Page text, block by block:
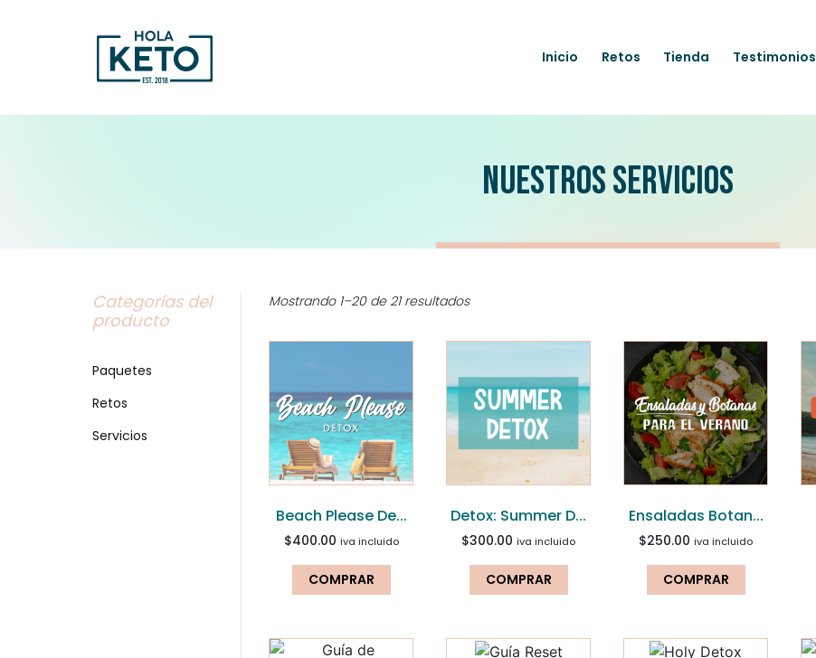
Inicio Retos Tienda Testimonios
Nuestros servicios
Mostrando 1–20 de 21 resultados
Beach Please De...
$400.00 iva incluido
COMPRAR
Detox: Summer D...
$300.00 iva incluido
COMPRAR
Ensaladas Botan...
$250.00 iva incluido
COMPRAR
Categorías del
producto
Paquetes
Retos
Servicios